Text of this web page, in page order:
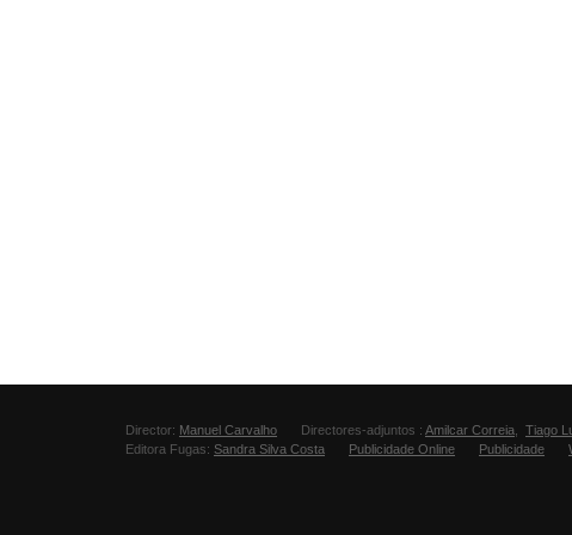
Director: Manuel Carvalho Directores-adjuntos : Amilcar Correia Tiago
Editora Fugas: Sandra Silva Costa Publicidade Online Publicidade